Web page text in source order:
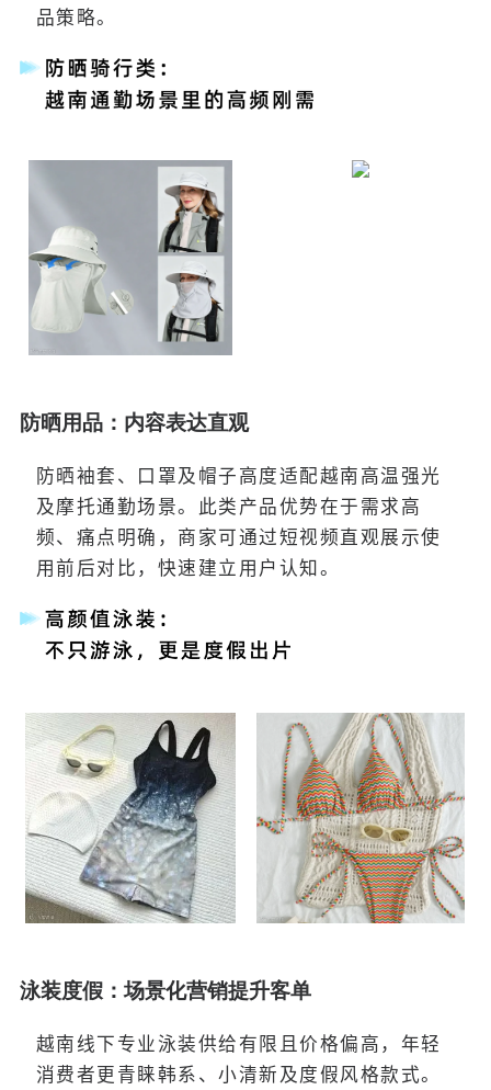
品策略。
防晒用品：内容表达直观
防晒袖套、口罩及帽子高度适配越南高温强光
及摩托通勤场景。此类产品优势在于需求高
频、痛点明确，商家可通过短视频直观展示使
用前后对比，快速建立用户认知。
泳装度假：场景化营销提升客单
越南线下专业泳装供给有限且价格偏高，年轻
消费者更青睐韩系、小清新及度假风格款式。